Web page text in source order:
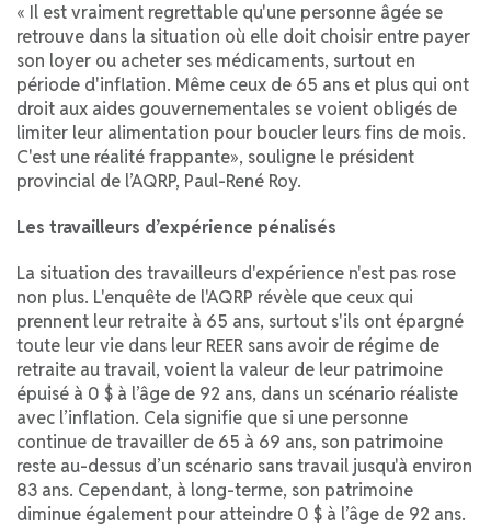
« Il est vraiment regrettable qu'une personne âgée se
retrouve dans la situation où elle doit choisir entre payer
son loyer ou acheter ses médicaments, surtout en
période d'inflation. Même ceux de 65 ans et plus qui ont
droit aux aides gouvernementales se voient obligés de
limiter leur alimentation pour boucler leurs fins de mois.
C'est une réalité frappante», souligne le président
provincial de l’AQRP, Paul-René Roy.
Les travailleurs d’expérience pénalisés
La situation des travailleurs d'expérience n'est pas rose
non plus. L'enquête de l'AQRP révèle que ceux qui
prennent leur retraite à 65 ans, surtout s'ils ont épargné
toute leur vie dans leur REER sans avoir de régime de
retraite au travail, voient la valeur de leur patrimoine
épuisé à 0 $ à l’âge de 92 ans, dans un scénario réaliste
avec l’inflation. Cela signifie que si une personne
continue de travailler de 65 à 69 ans, son patrimoine
reste au-dessus d’un scénario sans travail jusqu'à environ
83 ans. Cependant, à long-terme, son patrimoine
diminue également pour atteindre 0 $ à l’âge de 92 ans.